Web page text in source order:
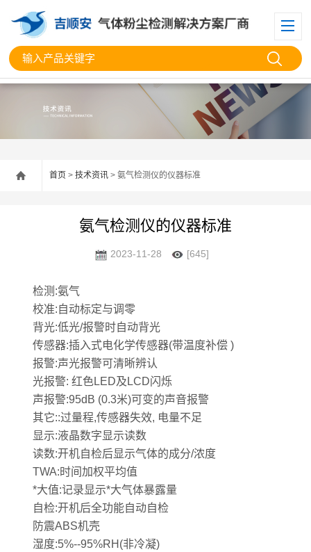
首页 > 技术资讯 > 氨气检测仪的仪器标准
氨气检测仪的仪器标准
2023-11-28 [645]
检测 :氨气
校准:自动标定与调零
背光:低光/报警时自动背光
传感器:插入式电化学传感器(带温度补偿 )
报警:声光报警可清晰辨认
光报警: 红色LED及 LCD闪烁
声报警:95dB (0.3米)可变的声音报警
其它::过量程,传感器失效, 电量不足
显示:液晶数字显示读数
读数:开机自检后显示气体的成分/浓度
TWA:时间加权平均值
*大值:记录显示*大气体暴露量
自检:开机后全功能自动自检
防震ABS机壳
湿度:5%--95%RH(非冷凝)